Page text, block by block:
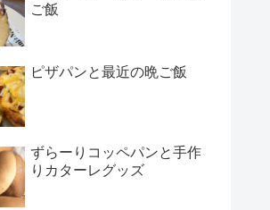
ご飯
ピザパンと最近の晩ご飯
ずらーりコッペパンと手作
りカターレグッズ